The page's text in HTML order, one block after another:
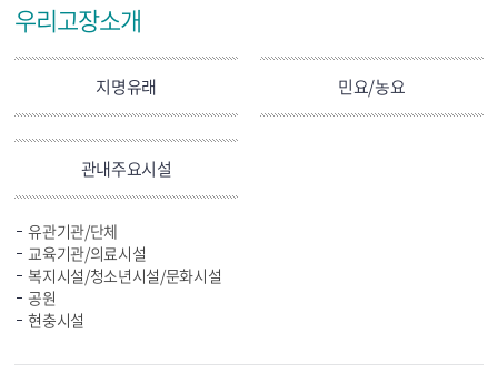
우리고장소개
지명유래 민요/농요
관내주요시설
유관기관/단체
교육기관/의료시설
복지시설/청소년시설/문화시설
공원
현충시설